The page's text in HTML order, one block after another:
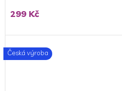
299 Kč
Česká výroba